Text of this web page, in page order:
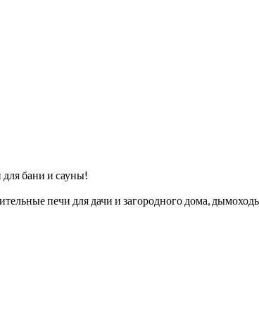
бани и сауны!
печи для дачи и загородного дома,